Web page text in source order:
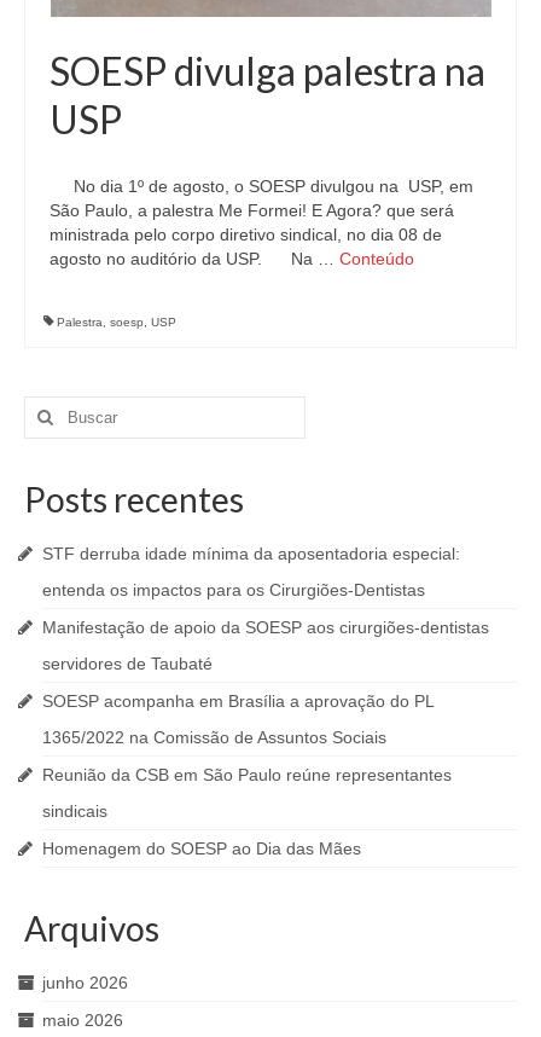
SOESP divulga palestra na
USP
No dia 1º de agosto, o SOESP divulgou na USP, em
São Paulo, a palestra Me Formei! E Agora? que será
ministrada pelo corpo diretivo sindical, no dia 08 de
agosto no auditório da USP. Na … Conteúdo
Palestra soesp USP
Buscar
por:
Posts recentes
STF derruba idade mínima da aposentadoria especial:
entenda os impactos para os Cirurgiões-Dentistas
Manifestação de apoio da SOESP aos cirurgiões-dentistas
servidores de Taubaté
SOESP acompanha em Brasília a aprovação do PL
1365/2022 na Comissão de Assuntos Sociais
Reunião da CSB em São Paulo reúne representantes
sindicais
Homenagem do SOESP ao Dia das Mães
Arquivos
junho 2026
maio 2026